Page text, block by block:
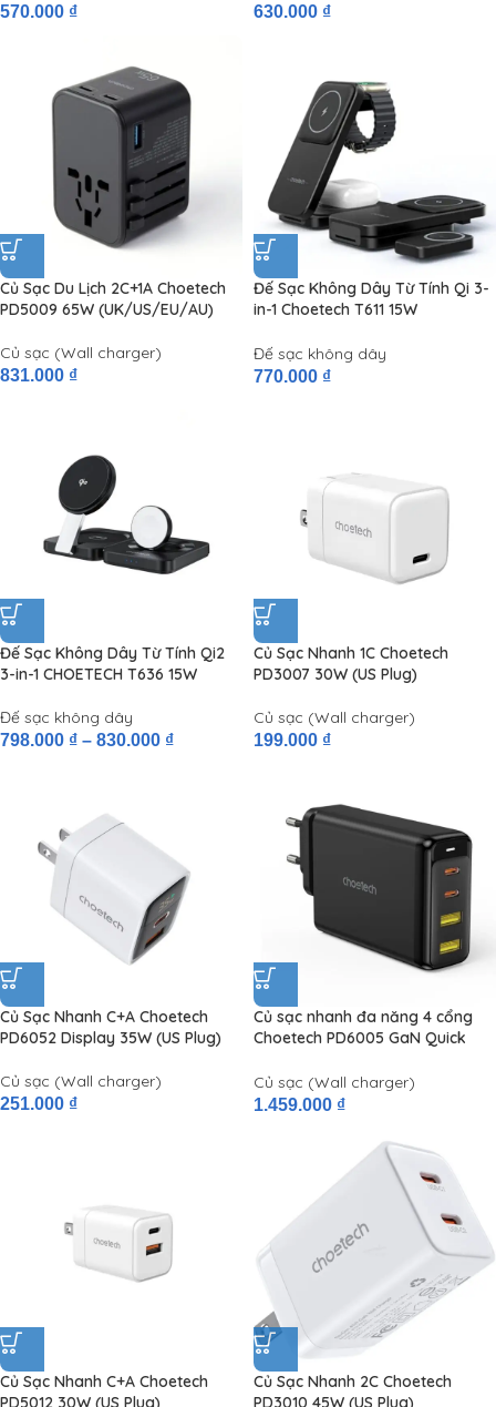
570.000 ₫ 630.000 ₫
Củ Sạc Du Lịch 2C+1A Choetech
PD5009 65W (UK/US/EU/AU)
Củ sạc (Wall charger)
831.000 ₫
Đế Sạc Không Dây Từ Tính Qi 3-
in-1 Choetech T611 15W
Đế sạc không dây
770.000 ₫
Đế Sạc Không Dây Từ Tính Qi2
3-in-1 CHOETECH T636 15W
Đế sạc không dây
798.000 ₫ – 830.000 ₫
Củ Sạc Nhanh 1C Choetech
PD3007 30W (US Plug)
Củ sạc (Wall charger)
199.000 ₫
Củ Sạc Nhanh C+A Choetech
PD6052 Display 35W (US Plug)
Củ sạc (Wall charger)
251.000 ₫
Củ sạc nhanh đa năng 4 cổng
Choetech PD6005 GaN Quick
x2, Chân xếp gọn và Có thể thay
đổi chân cắm)
Củ sạc (Wall charger)
1.459.000 ₫
Củ Sạc Nhanh C+A Choetech
PD5012 30W (US Plug)
Củ Sạc Nhanh 2C Choetech
PD3010 45W (US Plug)